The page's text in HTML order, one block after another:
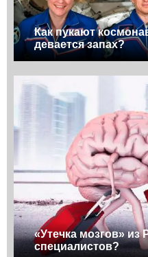
Как пукают
девается запах?
«Утечка мозгов» из
специалистов?